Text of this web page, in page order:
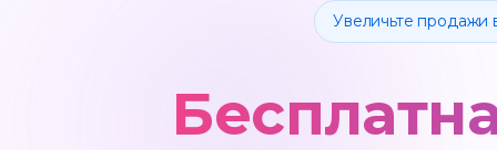
Увеличьте продажи